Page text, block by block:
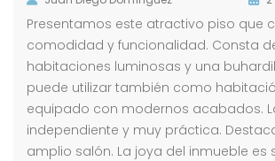
Presentamos este atractivo piso que
comodidad y funcionalidad. Consta
habitaciones luminosas y una
puede utilizar también como
equipado con modernos acabados.
independiente y muy práctica.
amplio salón. La joya del inmueble es